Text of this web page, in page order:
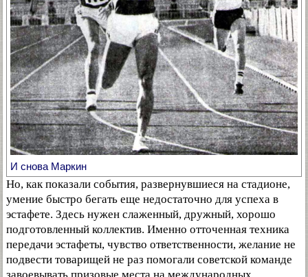
И снова Маркин
Но, как показали события, развернувшиеся на стадионе,
умение быстро бегать еще недостаточно для успеха в
эстафете. Здесь нужен слаженный, дружный, хорошо
подготовленный коллектив. Именно отточенная техника
передачи эстафеты, чувство ответственности, желание не
подвести товарищей не раз помогали советской команде